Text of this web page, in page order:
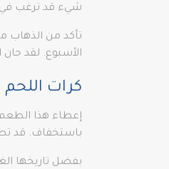
شيء قد ترغب في
تأكد من الذهاب
الأسبوع. لقد
كرات
إعطاء هذا الطعم
باستخفاف. قد
بفضل تاريخها